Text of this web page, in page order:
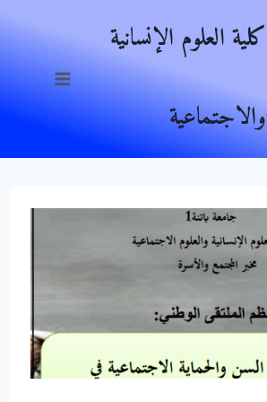
كلية العلوم الإنسانية
والاجتماعية